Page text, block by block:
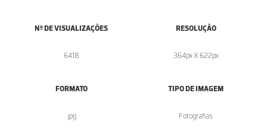
Nº DE VISUALIZAÇÕES
6418
RESOLUÇÃO
364px X 622px
FORMATO
.jpg
TIPO DE IMAGEM
Fotografias